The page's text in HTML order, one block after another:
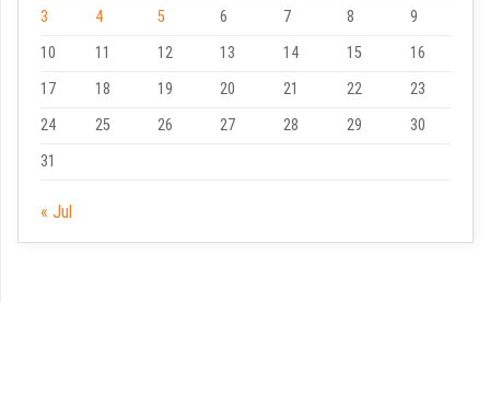
3
4 5 6 7 8
9
10
11 12 13 14 15
16
17
18 19 20 21 22
23
24
25 26 27 28 29
30
31
« Jul